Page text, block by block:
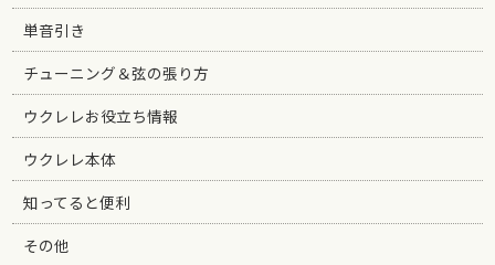
単音引き
チューニング＆弦の張り方
ウクレレお役立ち情報
ウクレレ本体
知ってると便利
その他